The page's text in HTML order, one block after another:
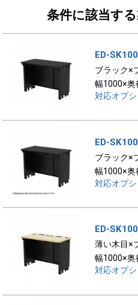
条件に該当す
ED-
ブラック×
幅1000×
対応オプ
ED-
ブラック×
幅1000×
対応オプ
ED-
薄い木目×
幅1000×
対応オプ